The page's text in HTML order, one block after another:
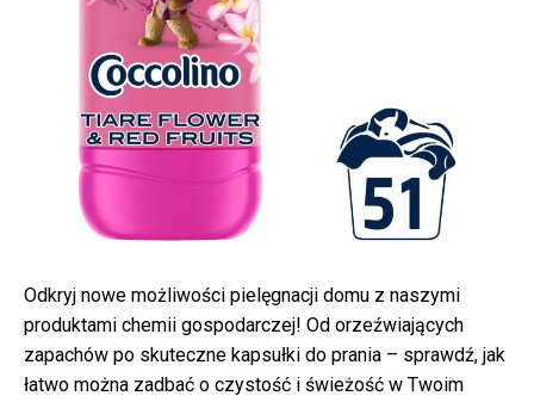
Odkryj nowe możliwości pielęgnacji domu z naszymi
produktami chemii gospodarczej! Od orzeźwiających
zapachów po skuteczne kapsułki do prania – sprawdź, jak
łatwo można zadbać o czystość i świeżość w Twoim